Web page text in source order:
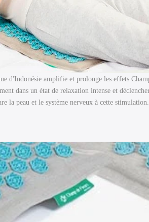
d'Indonésie amplifie et prolonge les effets
dans un état de relaxation intense et
la peau et le système nerveux à cette